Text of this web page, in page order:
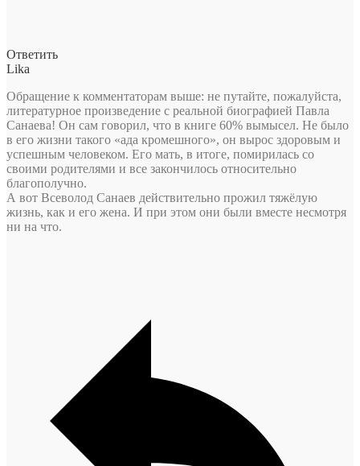
Ответить
Lika
Обращение к комментаторам выше: не путайте, пожалуйста,
литературное произведение с реальной биографией Павла
Санаева! Он сам говорил, что в книге 60% вымысел. Не было
в его жизни такого «ада кромешного», он вырос здоровым и
успешным человеком. Его мать, в итоге, помирилась со
своими родителями и все закончилось относительно
благополучно.
А вот Всеволод Санаев действительно прожил тяжёлую
жизнь, как и его жена. И при этом они были вместе несмотря
ни на что.